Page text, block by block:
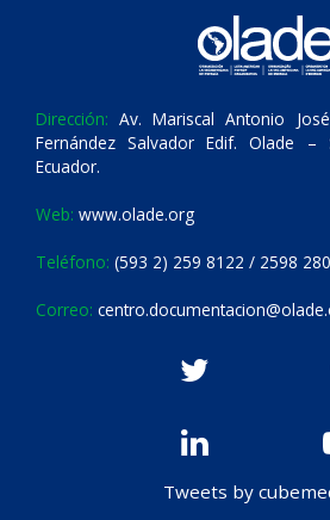
Dirección: Av. Mariscal Antonio
Fernández Salvador Edif. Olade
Ecuador.
Web: www.olade.org
Teléfono: (593 2) 259 8122 / 2598 280
Correo:
Tweets by